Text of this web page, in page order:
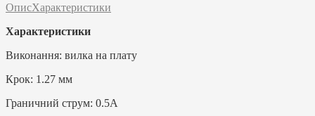
ОписХарактеристики
Характеристики
Виконання: вилка на плату
Крок: 1.27 мм
Граничний струм: 0.5А